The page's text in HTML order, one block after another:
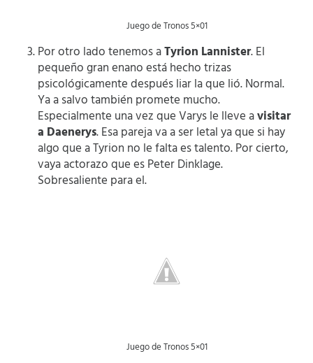
Juego de Tronos 5×01
Por otro lado tenemos aTyrion Lannister. El
pequeño gran enano está hecho trizas
psicológicamente después liar la que lió. Normal.
Ya a salvo también promete mucho.
Especialmente una vez que Varys le lleve avisitar
a Daenerys. Esa pareja va a ser letal ya que si hay
algo que a Tyrion no le falta es talento. Por cierto,
vaya actorazo que es Peter Dinklage.
Sobresaliente para el.
Juego de Tronos 5×01